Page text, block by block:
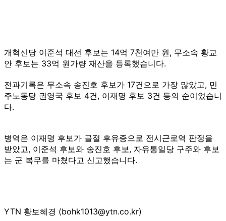
개혁신당 이준석 대선 후보는 14억 7천여만 원, 무소속 황교
안 후보는 33억 원가량 재산을 등록했습니다.
전과기록은 무소속 송진호 후보가 17건으로 가장 많았고, 민
주노동당 권영국 후보 4건, 이재명 후보 3건 등의 순이었습니
다.
병역은 이재명 후보가 골절 후유증으로 전시근로역 판정을
받았고, 이준석 후보와 송진호 후보, 자유통일당 구주와 후보
는 군 복무를 마쳤다고 신고했습니다.
YTN 황보혜경 (bohk1013@ytn.co.kr)